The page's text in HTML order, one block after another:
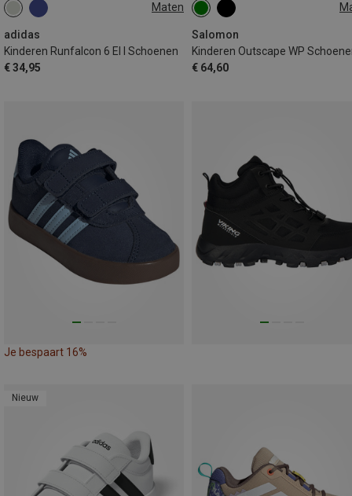
Maten
adidas
Kinderen Runfalcon 6 El I Schoenen
€ 34,95
Salomon
Kinderen Outscape WP
€ 64,60
32 38
Je bespaart 16%
Nieuw